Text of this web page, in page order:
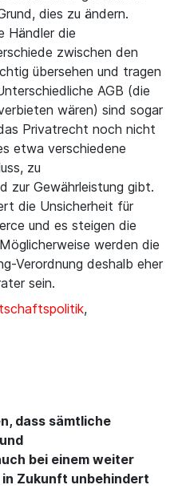
dies zu ändern.
Händler die
zwischen den
übersehen und tragen
AGB (die
wären) sind sogar
Privatrecht noch nicht
etwa verschiedene
zu
zur Gewährleistung gibt.
die Unsicherheit für
und es steigen die
werden die
Verordnung deshalb eher
sein.
,
dass sämtliche
bei einem weiter
Zukunft unbehindert